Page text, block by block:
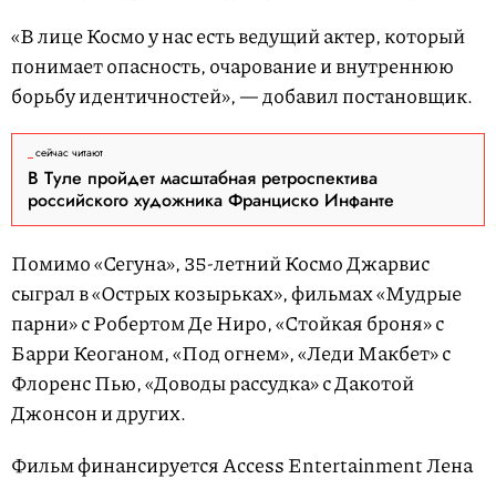
«В лице Космо у нас есть ведущий актер, который
понимает опасность, очарование и внутреннюю
борьбу идентичностей», — добавил постановщик.
сейчас читают
В Туле пройдет масштабная ретроспектива
российского художника Франциско Инфанте
Помимо «Сегуна», 35-летний Космо Джарвис
сыграл в «Острых козырьках», фильмах «Мудрые
парни» с Робертом Де Ниро, «Стойкая броня» с
Барри Кеоганом, «Под огнем», «Леди Макбет» с
Флоренс Пью, «Доводы рассудка» с Дакотой
Джонсон и других.
Фильм финансируется Access Entertainment Лена